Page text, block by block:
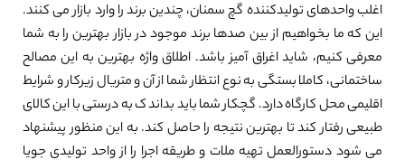
اغلب واحدهای تولیدکننده گچ سمنان، چندین برند را وارد بازار می کنند.
این که ما بخواهیم از بین صدها برند موجود در بازار بهترین را به شما
معرفی کنیم، شاید اغراق آمیز باشد. اطلاق واژه بهترین به این مصالح
ساختمانی، کاملا بستگی به نوع انتظار شما از آن و متریال زیرکار و شرایط
اقلیمی محل کارگاه دارد. گچکار شما باید بداند ک به درستی با این کالای
طبیعی رفتار کند تا بهترین نتیجه را حاصل کند. به این منظور پیشنهاد
می شود دستورالعمل تهیه ملات و طریقه اجرا را از واحد تولیدی جویا